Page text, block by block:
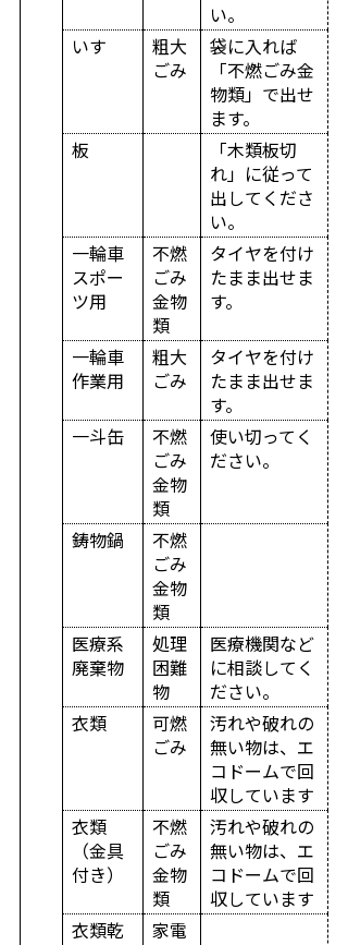
い。
いす
粗大
ごみ
袋に入れば
「不燃ごみ金
物類」で出せ
ます。
板
「木類板切
れ」に従って
出してくださ
い。
一輪車
スポー
ツ用
不燃
ごみ
金物
類
タイヤを付け
たまま出せま
す。
一輪車
作業用
粗大
ごみ
タイヤを付け
たまま出せま
す。
一斗缶
不燃
ごみ
金物
類
使い切ってく
ださい。
鋳物鍋
不燃
ごみ
金物
類
医療系
廃棄物
処理
困難
物
医療機関など
に相談してく
ださい。
衣類
可燃
ごみ
汚れや破れの
無い物は、エ
コドームで回
収しています
衣類
（金具
付き）
不燃
ごみ
金物
類
汚れや破れの
無い物は、エ
コドームで回
収しています
衣類乾
家電